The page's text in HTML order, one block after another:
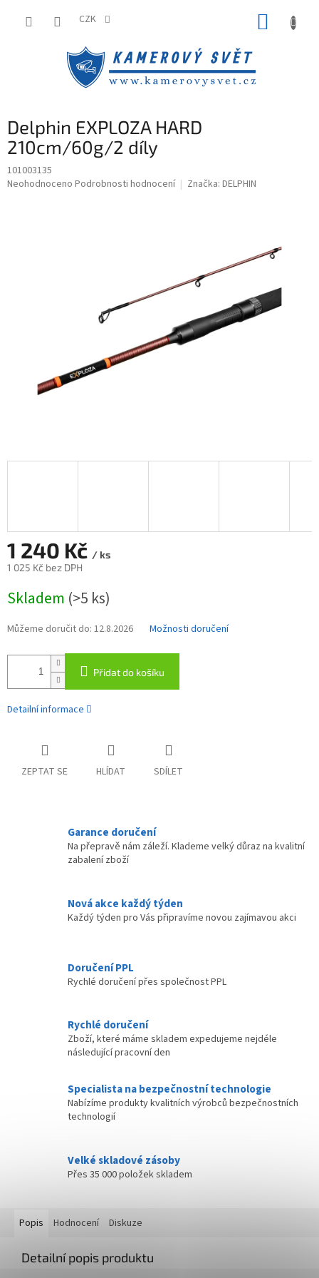
CZK
Delphin EXPLOZA HARD
210cm/60g/2 díly
101003135
Průměrné
Neohodnoceno Podrobnosti hodnocení Značka: DELPHIN
1 240 Kč / ks
1 025 Kč bez DPH
cena:
Skladem (>5 ks)
Můžeme doručit do: 12.8.2026 Možnosti doručení
Přidat do košíku
Detailní informace
ZEPTAT SE HLÍDAT SDÍLET
Garance doručení
Na přepravě nám záleží. Klademe velký důraz na kvalitní
zabalení zboží
Nová akce každý týden
Každý týden pro Vás připravíme novou zajímavou akci
Doručení PPL
Rychlé doručení přes společnost PPL
Rychlé doručení
Zboží, které máme skladem expedujeme nejdéle
následující pracovní den
Specialista na bezpečnostní technologie
Nabízíme produkty kvalitních výrobců bezpečnostních
technologií
Velké skladové zásoby
Přes 35 000 položek skladem
Popis Hodnocení Diskuze
Detailní popis produktu